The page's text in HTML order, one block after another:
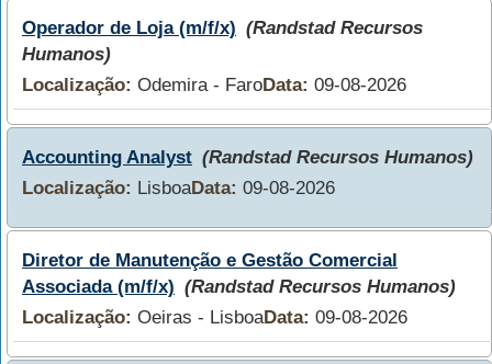
Operador de Loja (m/f/x) (Randstad Recursos
Humanos)
Localização: Odemira - FaroData: 09-08-2026
Accounting Analyst (Randstad Recursos Humanos)
Localização: LisboaData: 09-08-2026
Diretor de Manutenção e Gestão Comercial
Associada (m/f/x) (Randstad Recursos Humanos)
Localização: Oeiras - LisboaData: 09-08-2026